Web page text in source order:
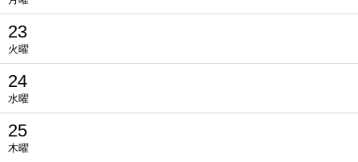
23
火曜
24
水曜
25
木曜